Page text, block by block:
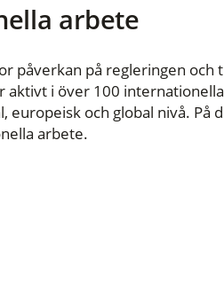
arbete
påverkan på regleringen och
aktivt i över 100
och global nivå. På
arbete.